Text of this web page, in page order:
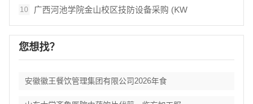
10 广西河池学院金山校区技防设备采购 (KW
您想找？
安徽徽王餐饮管理集团有限公司2026年食